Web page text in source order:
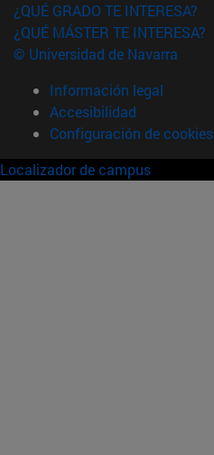
¿QUÉ GRADO TE INTERESA?
¿QUÉ MÁSTER TE INTERESA?
© Universidad de Navarra
Información legal
Accesibilidad
Configuración de cookies
Localizador de campus